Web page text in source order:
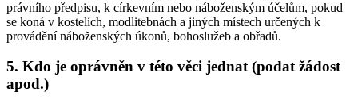
právního předpisu, k církevním nebo náboženským účelům, pokud
se koná v kostelích, modlitebnách a jiných místech určených k
provádění náboženských úkonů, bohoslužeb a obřadů.
5. Kdo je oprávněn v této věci jednat (podat žádost
apod.)